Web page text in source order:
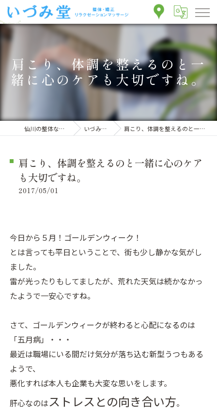
肩こり、体調を整えるのと一
緒に心のケアも大切ですね。
仙川の整体ならいづみ堂整体院 いづみ堂のブログ 肩こり、体調を整えるのと一緒に心のケアも大切ですね。
肩こり、体調を整えるのと一緒に心のケア
も大切ですね。
2017/05/01
今日から５月！ゴールデンウィーク！
とは言っても平日ということで、街も少し静かな気がし
ました。
雷が光ったりもしてましたが、荒れた天気は続かなかっ
たようで一安心ですね。
さて、ゴールデンウィークが終わると心配になるのは
「五月病」・・・
最近は職場にいる間だけ気分が落ち込む新型うつもある
ようで、
悪化すれば本人も企業も大変な思いをします。
肝心なのはストレスとの向き合い方。